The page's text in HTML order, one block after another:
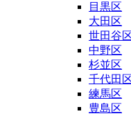
目黒区
大田区
世田谷
中野区
杉並区
千代田
練馬区
豊島区